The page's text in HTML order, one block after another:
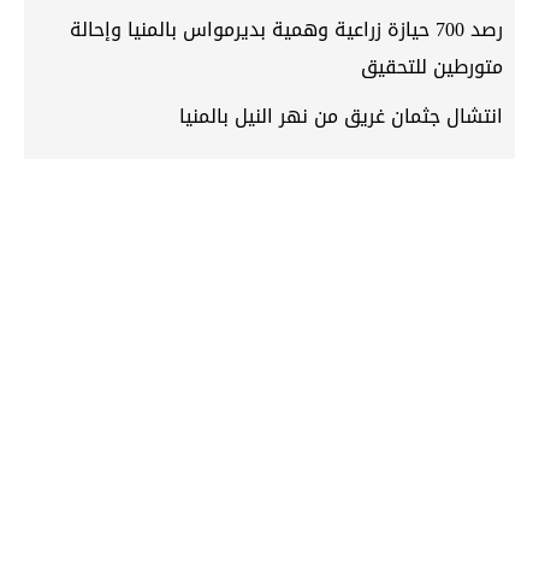
رصد 700 حيازة زراعية وهمية بديرمواس بالمنيا وإحالة
متورطين للتحقيق
انتشال جثمان غريق من نهر النيل بالمنيا